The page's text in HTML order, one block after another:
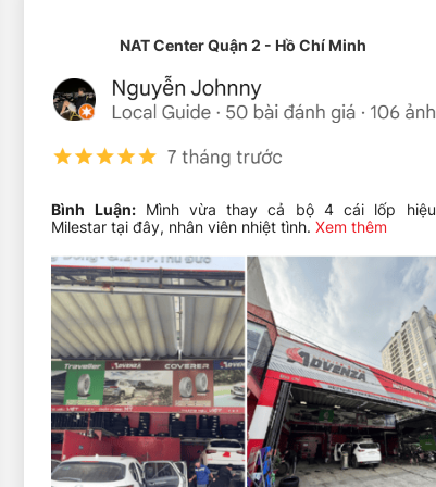
NAT Center Quận 2 - Hồ Chí Minh
Bình Luận:Mình vừa thay cả bộ 4 cái lốp hiệu
Milestar tại đây, nhân viên nhiệt tình.Xem thêm